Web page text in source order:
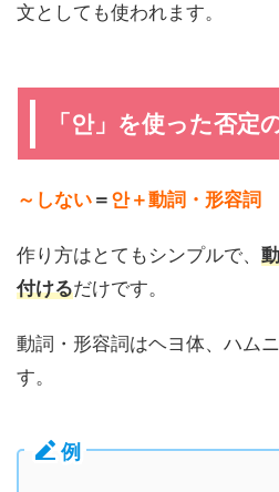
文としても使われます。
「안」を使った否定
～しない ＝ 안＋動詞・形容詞
作り方はとてもシンプルで、
付けるだけです。
動詞・形容詞はヘヨ体、ハム
す。
例